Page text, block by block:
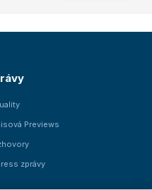
Previews
zprávy